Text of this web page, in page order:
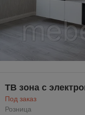
ТВ зона с
Под заказ
Розница